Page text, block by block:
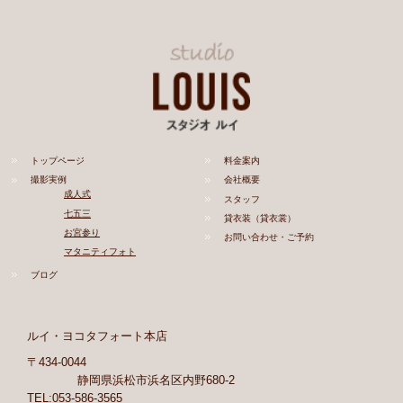
トップページ
撮影実例
成人式
七五三
お宮参り
マタニティフォト
ブログ
料金案内
会社概要
スタッフ
貸衣装（貸衣裳）
お問い合わせ・ご予約
ルイ・ヨコタフォート本店
〒434-0044
静岡県浜松市浜名区内野680-2
TEL:053-586-3565